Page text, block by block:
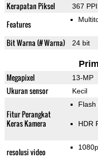
Kerapatan Piksel 367 PPI
Features
Bit Warna (# Warna) 24 bit
Megapixel 13-MP
Ukuran sensor Kecil
Fitur Perangkat
Keras Kamera
Flash
HDR
resolusi video